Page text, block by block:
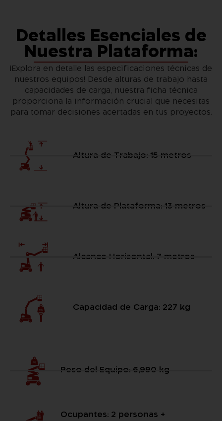
Detalles Esenciales de
Nuestra Plataforma:
¡Explora en detalle las especificaciones técnicas de
nuestros equipos! Desde alturas de trabajo hasta
capacidades de carga, nuestra ficha técnica
proporciona la información crucial que necesitas
para tomar decisiones acertadas en tus proyectos.
Altura de Trabajo: 15 metros
Altura de Plataforma: 13 metros
Alcance Horizontal: 7 metros
Capacidad de Carga: 227 kg
Peso del Equipo: 6,990 kg
Ocupantes: 2 personas +